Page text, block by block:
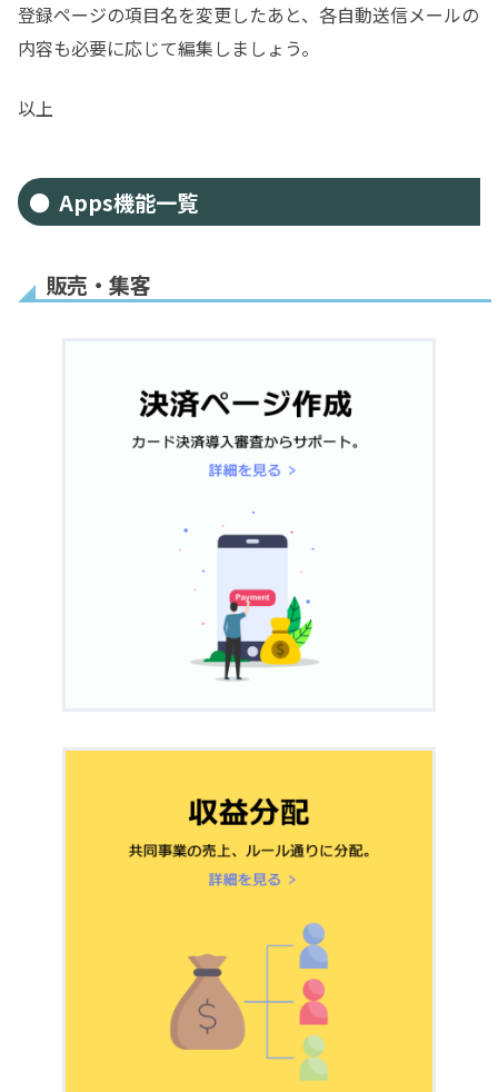
登録ページの項目名を変更したあと、各自動送信メールの
内容も必要に応じて編集しましょう。
以上
Apps機能一覧
販売・集客